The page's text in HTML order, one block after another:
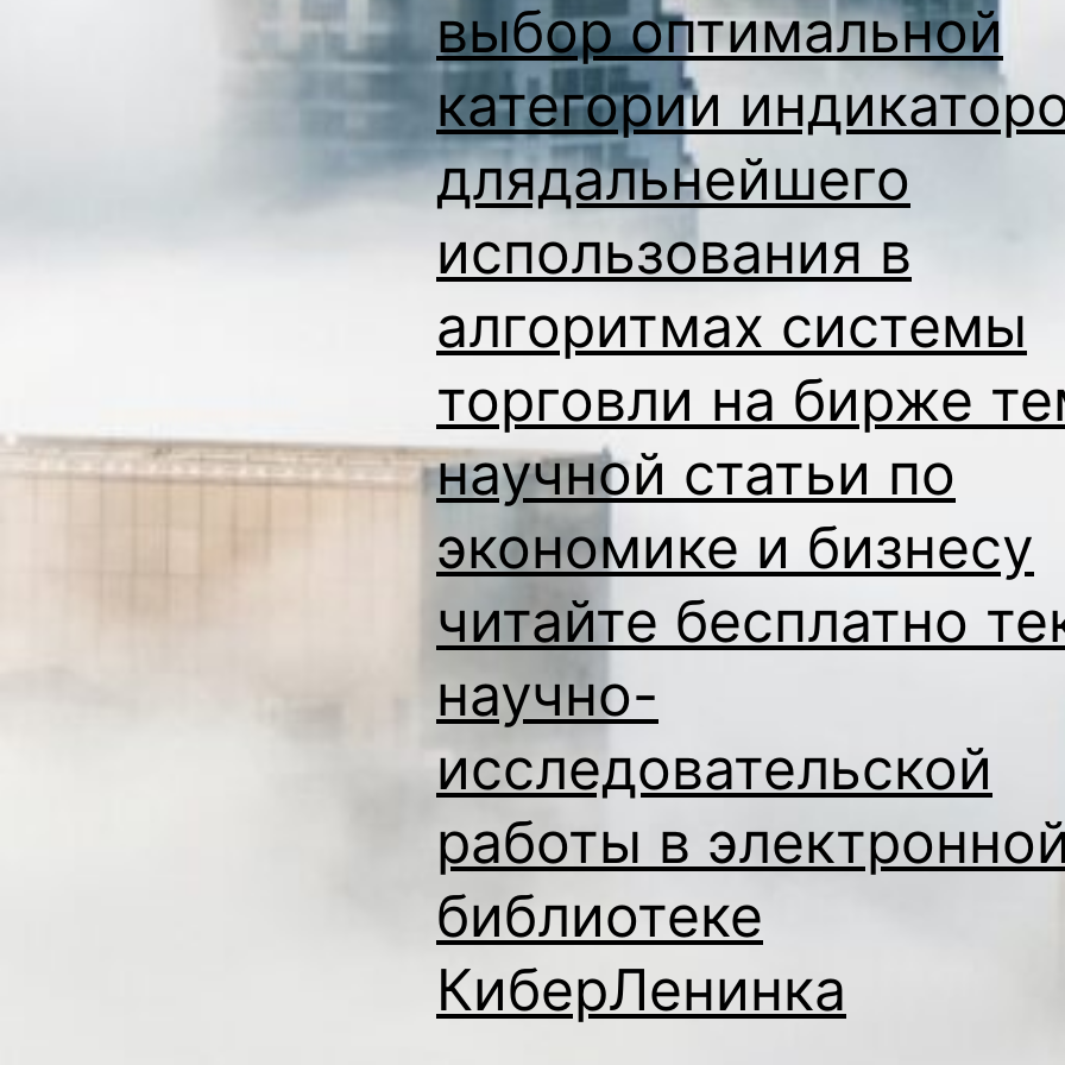
выбор оптимальной
категории
длядальнейшего
использования в
алгоритмах системы
торговли на бирже
научной статьи по
экономике и бизнесу
читайте бесплатно
научно-
исследовательской
работы в
библиотеке
КиберЛенинка